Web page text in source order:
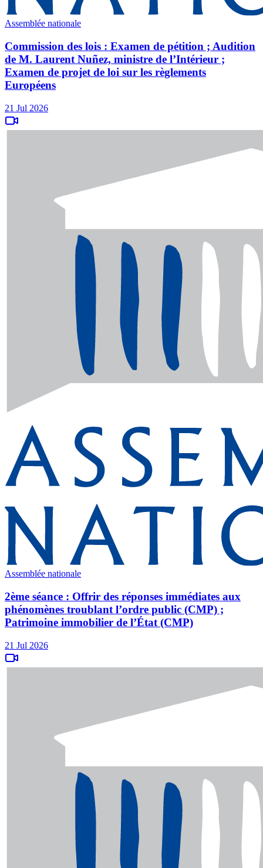
Assemblée nationale
Commission des lois : Examen de pétition ; Audition
de M. Laurent Nuñez, ministre de l’Intérieur ;
Examen de projet de loi sur les règlements
Européens
21 Jul 2026
Assemblée nationale
2ème séance : Offrir des réponses immédiates aux
phénomènes troublant l’ordre public (CMP) ;
Patrimoine immobilier de l’État (CMP)
21 Jul 2026